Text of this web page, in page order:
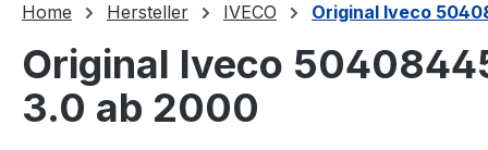
Home Hersteller IVECO Original Iveco
Original Iveco
3.0 ab 2000